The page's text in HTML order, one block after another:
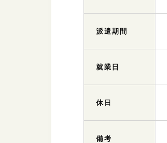
派遣期間
就業日
休日
備考